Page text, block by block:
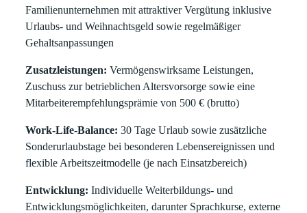
Familienunternehmen mit attraktiver Vergütung inklusive
Urlaubs- und Weihnachtsgeld sowie regelmäßiger
Gehaltsanpassungen
Zusatzleistungen: Vermögenswirksame Leistungen,
Zuschuss zur betrieblichen Altersvorsorge sowie eine
Mitarbeiterempfehlungsprämie von 500 € (brutto)
Work-Life-Balance: 30 Tage Urlaub sowie zusätzliche
Sonderurlaubstage bei besonderen Lebensereignissen und
flexible Arbeitszeitmodelle (je nach Einsatzbereich)
Entwicklung: Individuelle Weiterbildungs- und
Entwicklungsmöglichkeiten, darunter Sprachkurse, externe